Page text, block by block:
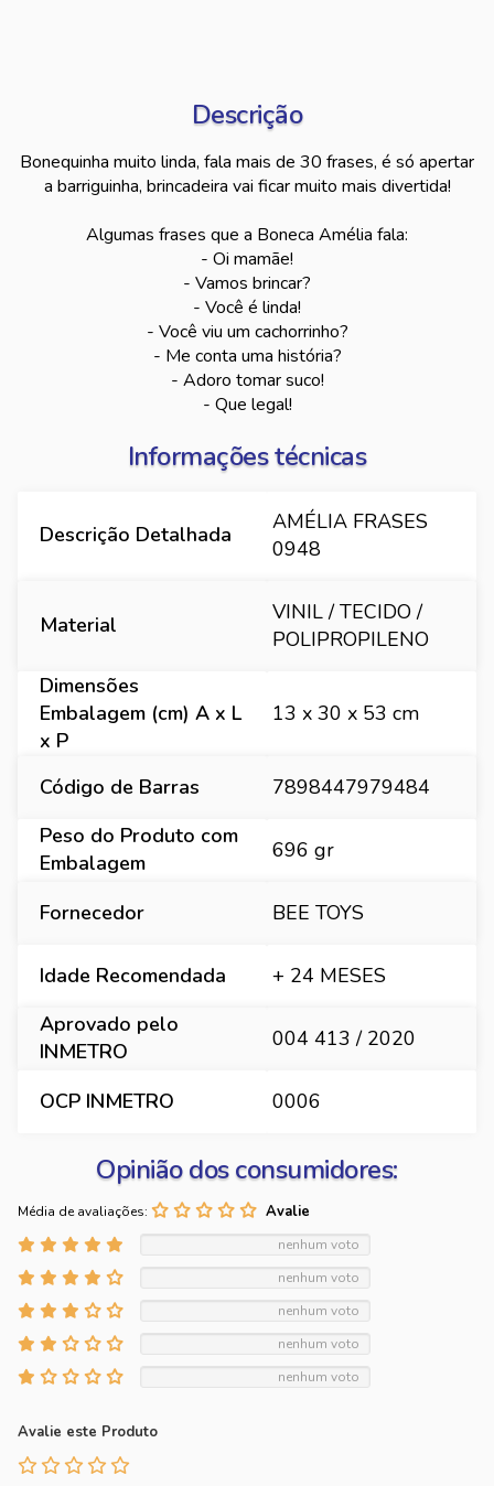
Descrição
Bonequinha muito linda, fala mais de 30 frases, é só apertar
a barriguinha, brincadeira vai ficar muito mais divertida!
Algumas frases que a Boneca Amélia fala:
- Oi mamãe!
- Vamos brincar?
- Você é linda!
- Você viu um cachorrinho?
- Me conta uma história?
- Adoro tomar suco!
- Que legal!
Informações técnicas
Descrição Detalhada
AMÉLIA FRASES
0948
Material
VINIL / TECIDO /
POLIPROPILENO
Dimensões
Embalagem (cm) A x L
x P
13 x 30 x 53 cm
Código de Barras
7898447979484
Peso do Produto com
Embalagem
696 gr
Fornecedor BEE TOYS
Idade Recomendada
+ 24 MESES
Aprovado pelo
INMETRO
004 413 / 2020
OCP INMETRO 0006
Opinião dos consumidores:
Média de avaliações:
nenhum voto
nenhum voto
nenhum voto
nenhum voto
nenhum voto
Avalie este Produto